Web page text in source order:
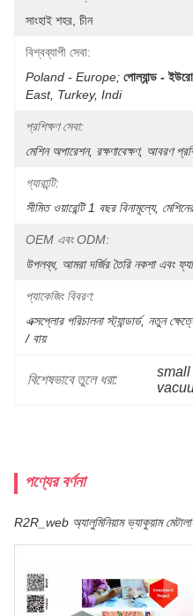
সাংহাই শহর, চীন
বিশ্বব্যাপী সেবা:
Poland - Europe; পোল্যান্ড -
East, Turkey, Indi
প্রশিক্ষণ সেবা:
মেশিন অপারেশন, রক্ষণাবেক্ষণ, আবরণ
গ্যারান্টি:
সীমিত ওয়ারেন্টি 1 বছর বিনামূল্যে,
OEM এবং ODM:
উপলব্ধ, আমরা দর্জির তৈরি নকশা এবং
প্যাকেজিং বিবরণ:
এক্সপ্লোর পরিচালনা স্ট্যান্ডার্ড, নতুন
/ বায়
বিশেষভাবে তুলে ধরা:
পণ্যের বর্ণনা
R2R_web অ্যালুমিনিয়াম ভ্যাকুয়াম